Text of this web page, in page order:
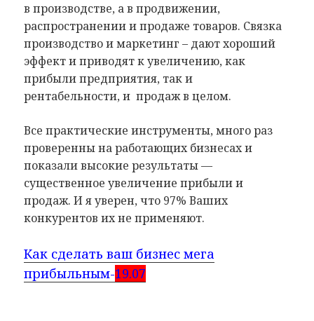
в производстве, а в продвижении,
распространении и продаже товаров. Связка
производство и маркетинг – дают хороший
эффект и приводят к увеличению, как
прибыли предприятия, так и
рентабельности, и продаж в целом.
Все практические инструменты, много раз
проверенны на работающих бизнесах и
показали высокие результаты —
существенное увеличение прибыли и
продаж. И я уверен, что 97% Ваших
конкурентов их не применяют.
Как сделать ваш бизнес мега
прибыльным-19.07